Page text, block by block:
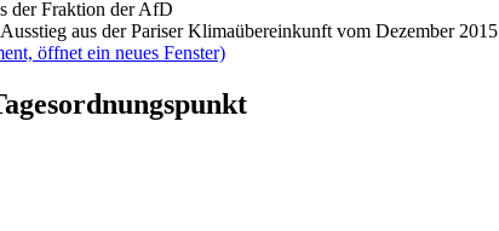
der Fraktion der AfD
aus der Pariser Klimaübereinkunft vom Dezember 2015
öffnet ein neues Fenster)